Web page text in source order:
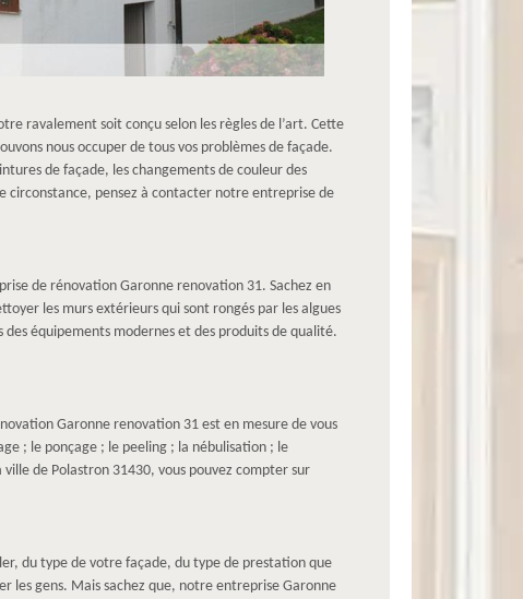
ravalement soit conçu selon les règles de l’art. Cette
nous occuper de tous vos problèmes de façade.
de façade, les changements de couleur des
circonstance, pensez à contacter notre entreprise de
de rénovation Garonne renovation 31. Sachez en
les murs extérieurs qui sont rongés par les algues
équipements modernes et des produits de qualité.
Garonne renovation 31 est en mesure de vous
; le ponçage ; le peeling ; la nébulisation ; le
de Polastron 31430, vous pouvez compter sur
du type de votre façade, du type de prestation que
les gens. Mais sachez que, notre entreprise Garonne